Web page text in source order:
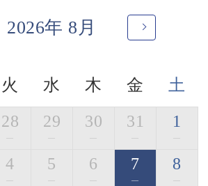
食材を信州諏訪らしい調理方法で提
きる調味料を厳選して使用しており
味で寛ぎのお食事をお愉しみくださ
2026年 8月
火 水 木 金
土
28
—
29
—
30
—
31
—
1
—
4
—
5
—
6
—
7
—
8
—